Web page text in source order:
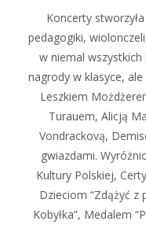
Koncerty
pedagogiki,
w niemal wszystkich
nagrody w klasyce,
Leszkiem
Turauem, Alicją
Vondrackovą,
gwiazdami.
Kultury Polskiej,
Dzieciom “Zdążyć z
Kobyłka”, Medalem